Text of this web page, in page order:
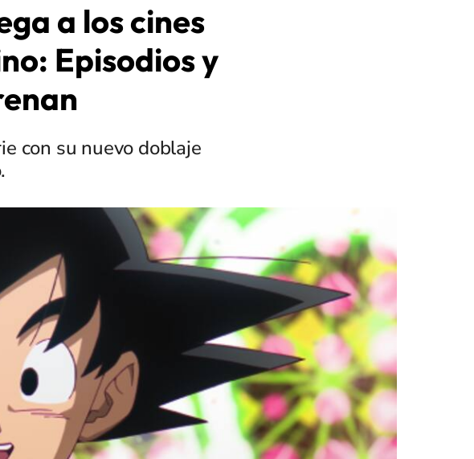
a los cines
Episodios y
con su nuevo doblaje